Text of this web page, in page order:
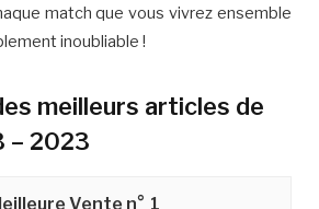
match que vous vivrez ensemble
inoubliable !
meilleurs articles de
– 2023
1